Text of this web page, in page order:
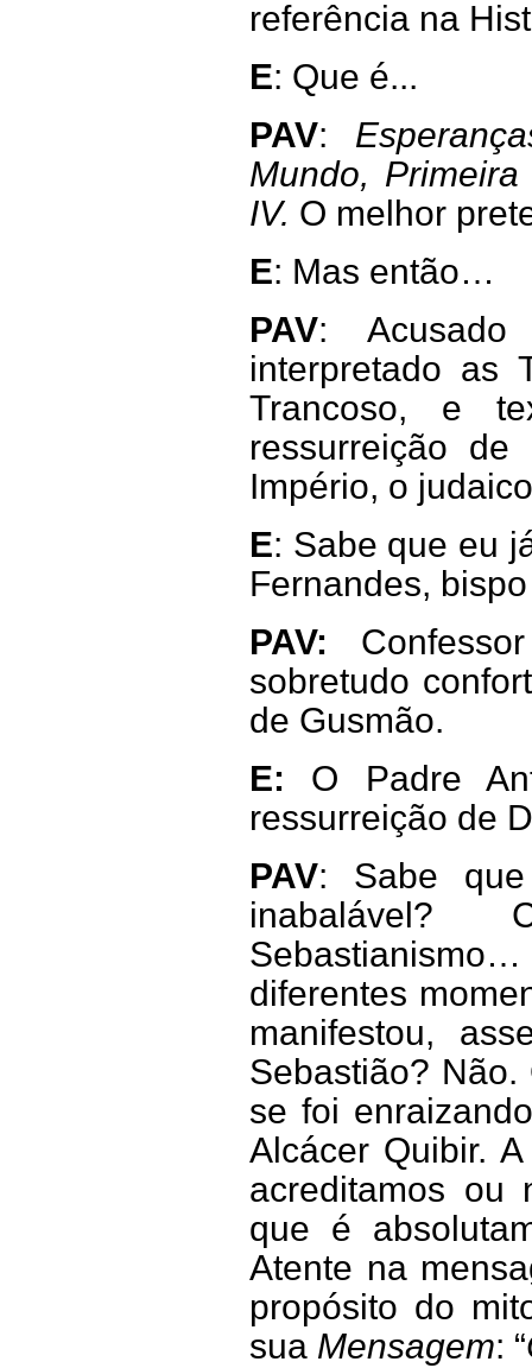
referência na
E: Que é...
PAV:
Mundo,
IV. O melhor
E: Mas então…
PAV:
interpretado as
Trancoso, e
ressurreição
Império, o
E: Sabe que eu
Fernandes,
PAV:
sobretudo
de Gusmão.
E: O Padre
ressurreição de
PAV: Sabe
inabalável?
diferentes
manifestou,
Sebastião?
se foi
Alcácer Quibir.
acreditamos ou
que é
Atente na
propósito do
sua Mensagem: “